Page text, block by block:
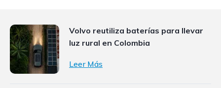
Volvo reutiliza baterías para llevar
luz rural en Colombia
Leer Más